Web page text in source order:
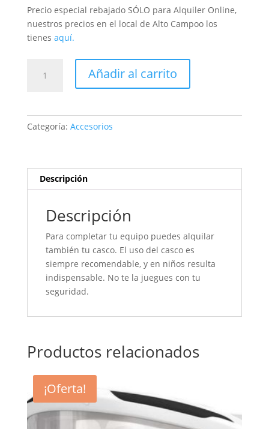
Precio especial rebajado SÓLO para Alquiler Online,
nuestros precios en el local de Alto Campoo los
tienes aquí.
Añadir al carrito
Categoría: Accesorios
Descripción
Descripción
Para completar tu equipo puedes alquilar
también tu casco. El uso del casco es
siempre recomendable, y en niños resulta
indispensable. No te la juegues con tu
seguridad.
Productos relacionados
¡Oferta!